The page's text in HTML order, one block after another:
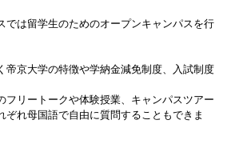
では留学生のためのオープンキャンパスを行
帝京大学の特徴や学納金減免制度、入試制度
フリートークや体験授業、キャンパスツアー
ぞれ母国語で自由に質問することもできま